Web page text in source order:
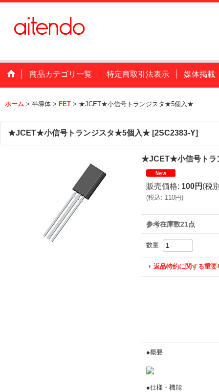
商品カテゴリ一覧 特定商取引法表示 媒体掲載
ホーム > 半導体 > FET > ★JCET★小信号トランジスタ★5個入★
★JCET★小信号トランジスタ★5個入★ [2SC2383-Y]
★JCET★小信号ト
販売価格: 100円 (税
(税込: 110円)
参考在庫数21点
数量:
返品特約に関する重要
●概要
●仕様・機能